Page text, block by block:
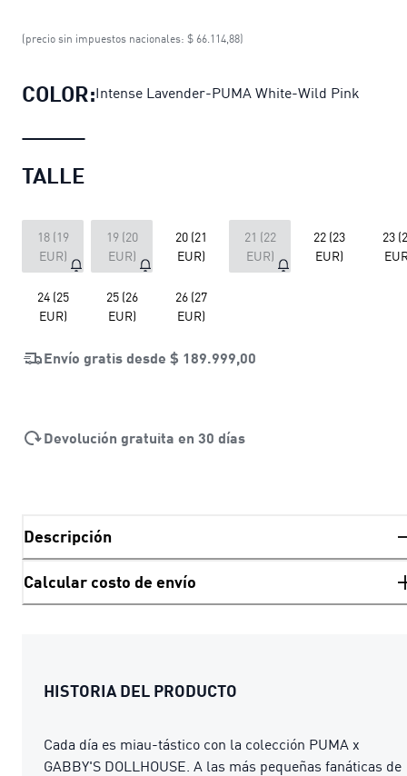
Zapatillas PUMA x GABBY'S
(precio sin impuestos nacionales: $ 66.114,88)
COLOR:Intense Lavender-PUMA White-Wild Pink
TALLE
18 (19
EUR)
19 (20
EUR)
20 (21
EUR)
21 (22
EUR)
22 (23
EUR)
23
24 (25
EUR)
25 (26
EUR)
26 (27
EUR)
Envío gratis desde $ 189.999,00
Devolución gratuita en 30 días
Descripción
Calcular costo de envío
HISTORIA DEL PRODUCTO
Cada día es miau-tástico con la colección PUMA x
GABBY'S DOLLHOUSE. A las más pequeñas fanáticas de